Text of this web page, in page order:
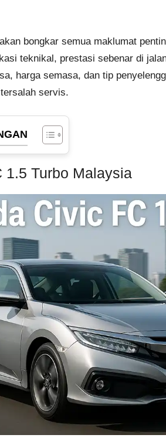
bongkar semua maklumat
teknikal, prestasi sebenar di
harga semasa, dan tip
servis.
1.5 Turbo Malaysia